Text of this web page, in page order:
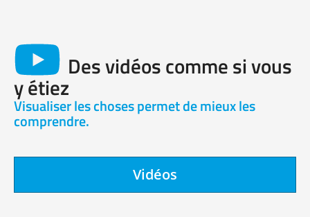
Des vidéos comme si vous
y étiez
Visualiser les choses permet de mieux les
comprendre.
Vidéos